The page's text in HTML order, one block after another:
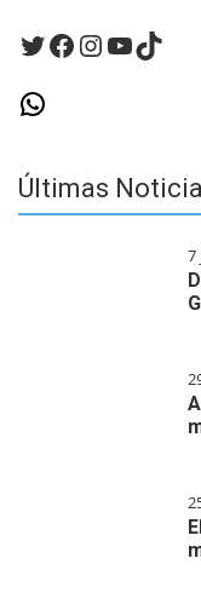
Twitter
Facebook
Instagram
TikTok
WhatsApp
Últimas
7